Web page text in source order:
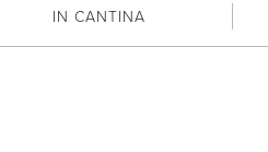
IN CANTINA